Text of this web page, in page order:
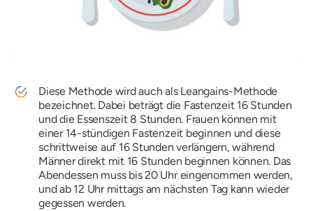
Diese Methode wird auch als Leangains-Methode
bezeichnet. Dabei beträgt die Fastenzeit 16 Stunden
und die Essenszeit 8 Stunden. Frauen können mit
einer 14-stündigen Fastenzeit beginnen und diese
schrittweise auf 16 Stunden verlängern, während
Männer direkt mit 16 Stunden beginnen können. Das
Abendessen muss bis 20 Uhr eingenommen werden,
und ab 12 Uhr mittags am nächsten Tag kann wieder
gegessen werden.